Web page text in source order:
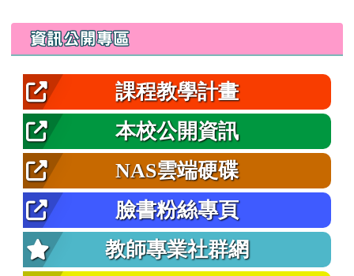
左邊區域內容
資訊公開專區
課程教學計畫
本校公開資訊
NAS雲端硬碟
臉書粉絲專頁
教師專業社群網